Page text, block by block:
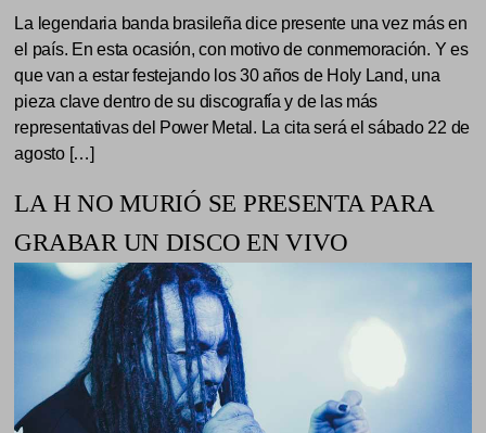
La legendaria banda brasileña dice presente una vez más en
el país. En esta ocasión, con motivo de conmemoración. Y es
que van a estar festejando los 30 años de Holy Land, una
pieza clave dentro de su discografía y de las más
representativas del Power Metal. La cita será el sábado 22 de
agosto […]
LA H NO MURIÓ SE PRESENTA PARA
GRABAR UN DISCO EN VIVO